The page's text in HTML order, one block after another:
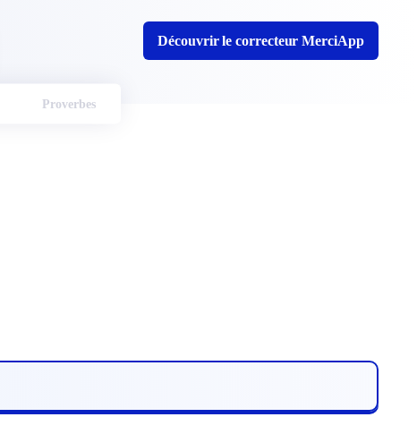
Découvrir le correcteur MerciApp
Proverbes